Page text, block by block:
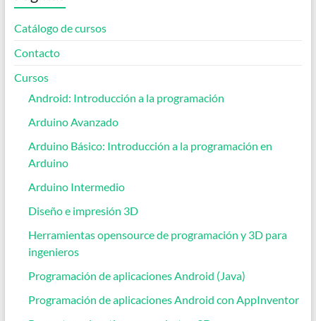
Catálogo de cursos
Contacto
Cursos
Android: Introducción a la programación
Arduino Avanzado
Arduino Básico: Introducción a la programación en
Arduino
Arduino Intermedio
Diseño e impresión 3D
Herramientas opensource de programación y 3D para
ingenieros
Programación de aplicaciones Android (Java)
Programación de aplicaciones Android con AppInventor